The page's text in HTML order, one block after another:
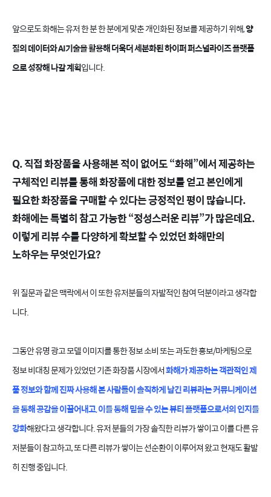
앞으로도 화해는 유저 한 분 한 분에게 맞춘 개인화된 정보를 제공하기 위해,양
질의 데이터와 AI기술을 활용해 더욱더 세분화된 하이퍼 퍼스널라이즈 플랫폼
으로 성장해 나갈 계획입니다.
Q. 직접 화장품을 사용해본 적이 없어도 “화해”에서 제공하는
구체적인 리뷰를 통해 화장품에 대한 정보를 얻고 본인에게
필요한 화장품을 구매할 수 있다는 긍정적인 평이 많습니다.
화해에는 특별히 참고 가능한 “정성스러운 리뷰”가 많은데요.
이렇게 리뷰 수를 다양하게 확보할 수 있었던 화해만의
노하우는 무엇인가요?
위 질문과 같은 맥락에서 이 또한 유저분들의 자발적인 참여 덕분이라고 생각합
니다.
그동안 유명 광고 모델 이미지를 통한 정보 소비 또는 과도한 홍보/마케팅으로
정보 비대칭 문제가 있었던 기존 화장품 시장에서화해가 제공하는 객관적인 제
품 정보와 함께 진짜 사용해 본 사람들이 솔직하게 남긴 리뷰라는 커뮤니케이션
을 통해 공감을 이끌어내고, 이를 통해 믿을 수 있는 뷰티 플랫폼으로서의 인지를
강화해왔다고 생각합니다. 유저 분들의 가장 솔직한 리뷰가 쌓이고 이를 다른 유
저분들이 참고하고, 또 다른 리뷰가 쌓이는 선순환이 이루어져 왔고 현재도 활발
히 진행 중입니다.